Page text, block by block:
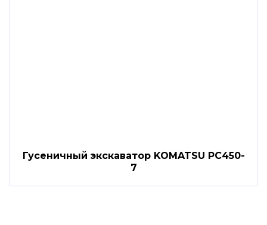
Гусеничный экскаватор KOMATSU PC450-
7